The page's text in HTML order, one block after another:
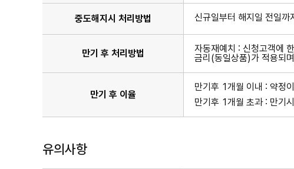
중
도
해
지
이
율
항
목
이
있
습
니
다.
중도해지시 처리방법 신규일부터 해지일 전일까
만기 후 처리방법
자동재예치 : 신청고객에
금리(동일상품)가 적용되
만기 후 이율
만기후 1개월 이내 : 약정
만기후 1개월 초과 : 만기
유의사항